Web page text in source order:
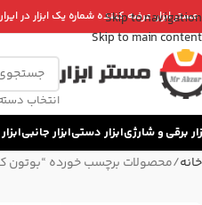
Skip to navigation
Skip to main content
مستر ابزار، عرضه کننده شماره یک ابزار در
انتخاب
برقی و شارژیابزار دستیابزار جانبی
خانه محصولات برچسب خورده “بوتون